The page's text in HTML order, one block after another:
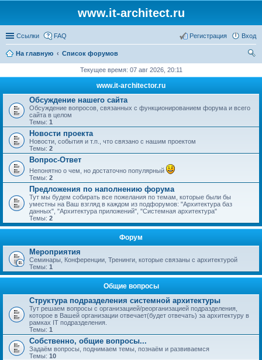
www.it-architect.ru
Ссылки FAQ Вход
Регистрация
На главную
Список форумов
Текущее время: 07 авг 2026, 20:11
www.it-architector.ru
Обсуждение нашего сайта
Обсуждение вопросов, связанных с функционированием форума и всего
сайта в целом
Темы: 1
Новости проекта
Новости, события и т.п., что связано с нашим проектом
Темы: 2
Вопрос-Ответ
Непонятно о чем, но достаточно популярный
Темы: 2
Предложения по наполнению форума
Тут мы будем собирать все пожелания по темам, которые были бы
уместны на Ваш взгляд в каждом из подфорумов: "Архитектура баз
данных", "Архитектура приложений", "Системная архитектура"
Темы: 2
Форум
Мероприятия
Семинары, Конференции, Тренинги, которые связаны с архитектурой
Темы: 1
Общие вопросы
Структура подразделения системной архитектуры
Тут решаем вопросы с организацией/реорганизацией подразделения,
которое в Вашей организации отвечает(будет отвечать) за архитектуру в
рамках IT подразделения.
Темы: 1
Собственно, общие вопросы...
Задаём вопросы, поднимаем темы, познаём и развиваемся
Темы: 10